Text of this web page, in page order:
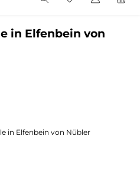
in Elfenbein von